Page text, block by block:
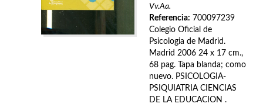
Vv.Aa.
Referencia: 700097239
Colegio Oficial de
Psicologia de Madrid.
Madrid 2006 24 x 17 cm.,
68 pag. Tapa blanda; como
nuevo. PSICOLOGIA-
PSIQUIATRIA CIENCIAS
DE LA EDUCACION .